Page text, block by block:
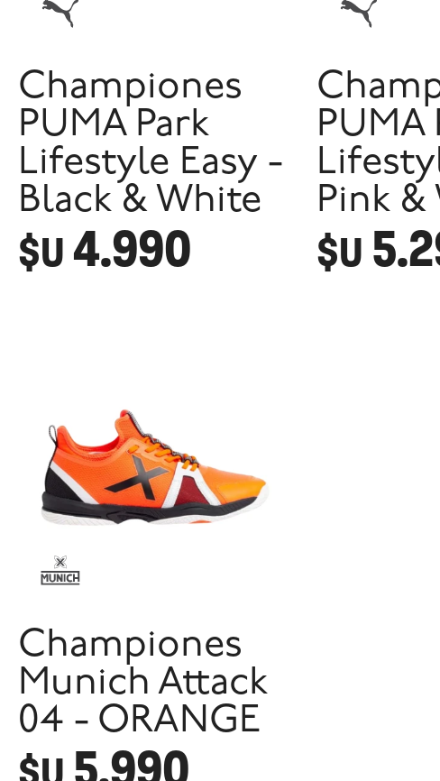
Championes
PUMA Park
Lifestyle Easy -
Black & White
$U 4.990
PUMA
Pink &
$U
Championes
Munich Attack
04 - ORANGE